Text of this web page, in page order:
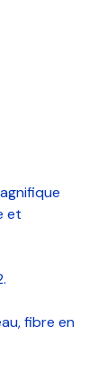
et
fibre en